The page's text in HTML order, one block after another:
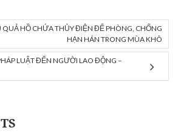
HỒ CHỨA THỦY ĐIỆN ĐỂ PHÒNG, CHỐNG
HẠN HÁN TRONG MÙA KHÔ
LUẬT ĐẾN NGƯỜI LAO ĐỘNG –